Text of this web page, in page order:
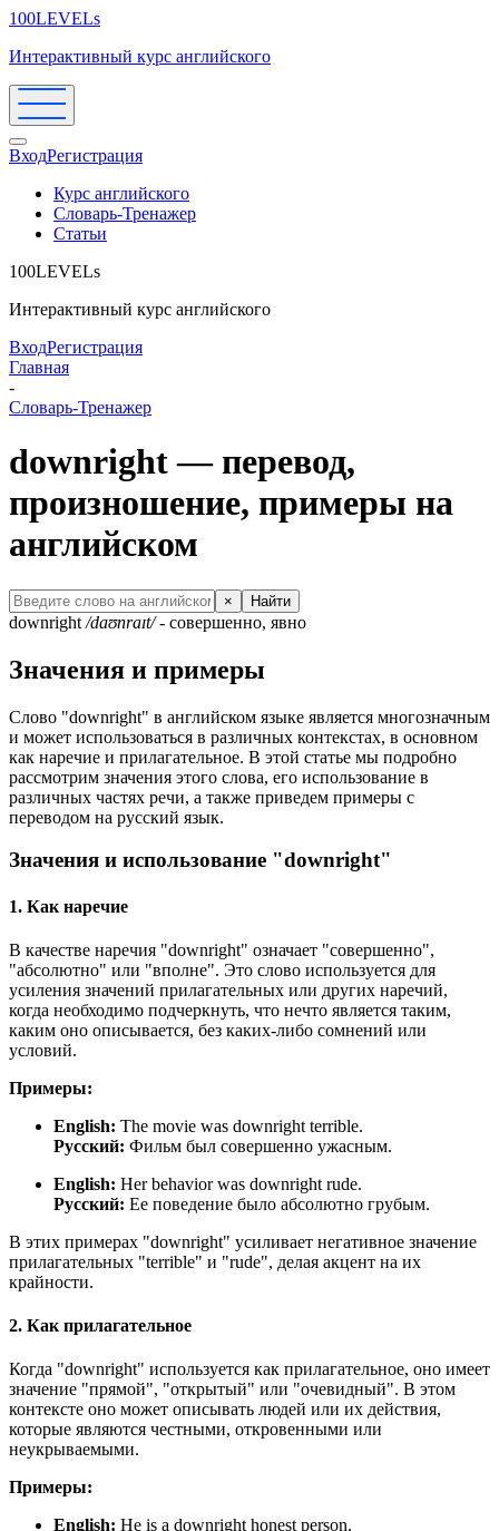
100LEVELs
Интерактивный курс английского
ВходРегистрация
Курс английского
Словарь-Тренажер
Статьи
100LEVELs
Интерактивный курс английского
ВходРегистрация
Главная
-
Словарь-Тренажер
downright — перевод,
произношение, примеры на
английском
× Найти
downright /daʊnraɪt/- совершенно, явно
Значения и примеры
Слово "downright" в английском языке является многозначным
и может использоваться в различных контекстах, в основном
как наречие и прилагательное. В этой статье мы подробно
рассмотрим значения этого слова, его использование в
различных частях речи, а также приведем примеры с
переводом на русский язык.
Значения и использование "downright"
1. Как наречие
В качестве наречия "downright" означает "совершенно",
"абсолютно" или "вполне". Это слово используется для
усиления значений прилагательных или других наречий,
когда необходимо подчеркнуть, что нечто является таким,
каким оно описывается, без каких-либо сомнений или
условий.
Примеры:
English: The movie was downright terrible.
Русский: Фильм был совершенно ужасным.
English: Her behavior was downright rude.
Русский: Ее поведение было абсолютно грубым.
В этих примерах "downright" усиливает негативное значение
прилагательных "terrible" и "rude", делая акцент на их
крайности.
2. Как прилагательное
Когда "downright" используется как прилагательное, оно имеет
значение "прямой", "открытый" или "очевидный". В этом
контексте оно может описывать людей или их действия,
которые являются честными, откровенными или
неукрываемыми.
Примеры:
English: He is a downright honest person.